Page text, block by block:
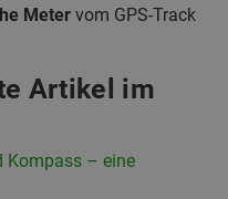
Meter vom GPS-Track
Artikel im
Kompass – eine